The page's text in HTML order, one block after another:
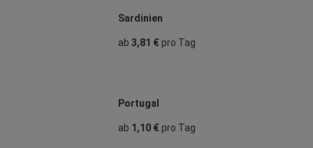
Sardinien
ab 3,81 €pro Tag
Portugal
ab 1,10 €pro Tag